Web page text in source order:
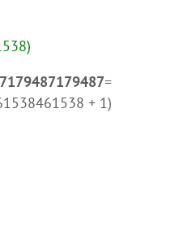
=
+ 1)